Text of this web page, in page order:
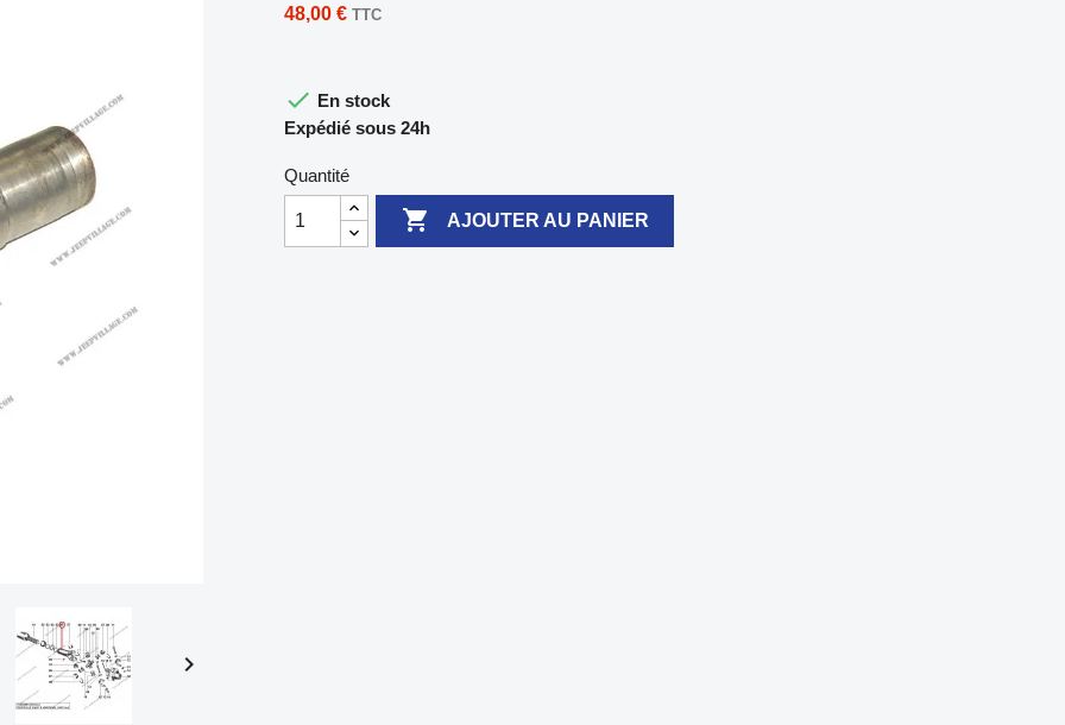

48,00 € TTC
 En stock
Expédié sous 24h
Quantité
 AJOUTER AU PANIER